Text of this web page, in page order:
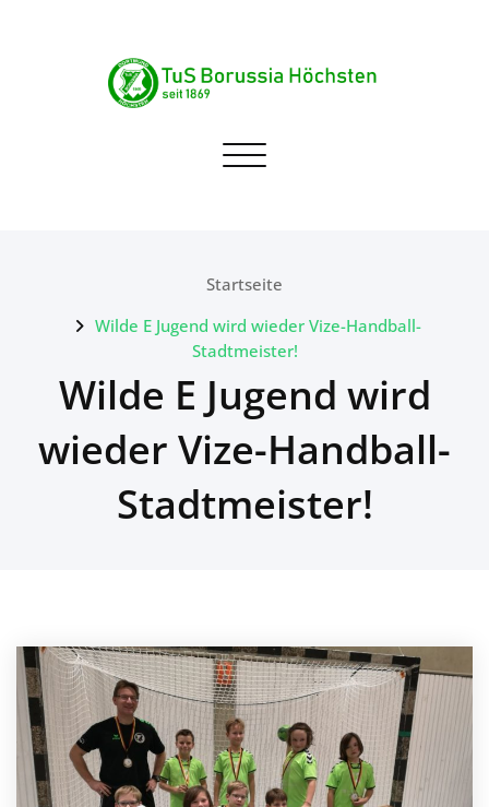
TuS Borussia Höchsten
Navigation umschalten
Startseite
Wilde E Jugend wird wieder Vize-Handball-
Stadtmeister!
Wilde E Jugend wird
wieder Vize-Handball-
Stadtmeister!